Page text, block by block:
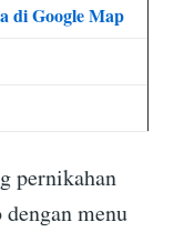
di Google Map
pernikahan
menu